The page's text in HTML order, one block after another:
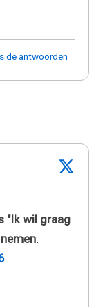
de antwoorden
"Ik wil graag